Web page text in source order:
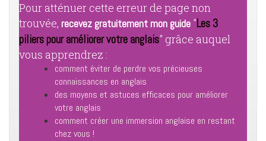
​Pour atténuer cette erreur ​de page non
trouvée, recevez gratuitement mon guide ​ "Les 3
piliers pour améliorer votre anglais" grâce auquel
vous apprendrez :
comment éviter de perdre vos précieuses
connaissances en anglais
des moyens et astuces efficaces pour améliorer
votre anglais
comment créer une immersion anglaise en ​restant
chez vous !